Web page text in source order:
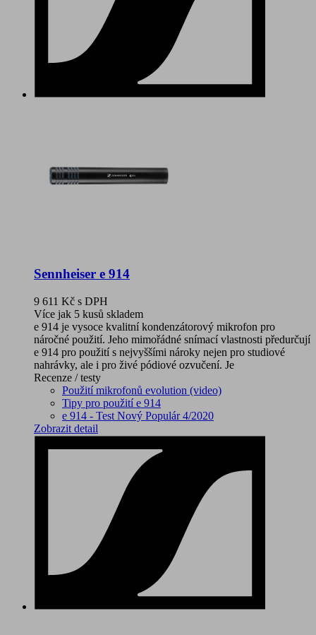
Sennheiser e 914
9 611 Kč s DPH
Více jak 5 kusů skladem
e 914 je vysoce kvalitní kondenzátorový mikrofon pro
náročné použití. Jeho mimořádné snímací vlastnosti předurčují
e 914 pro použití s nejvyššími nároky nejen pro studiové
nahrávky, ale i pro živé pódiové ozvučení. Je
Recenze / testy
Použití mikrofonů evolution (video)
Tipy pro použití e 914
e 914 - Test Nový Populár 4/2020
Zobrazit detail